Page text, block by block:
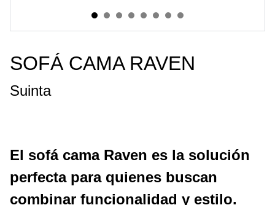
SOFÁ CAMA RAVEN
Suinta
El sofá cama Raven es la solución
perfecta para quienes buscan
combinar funcionalidad y estilo.